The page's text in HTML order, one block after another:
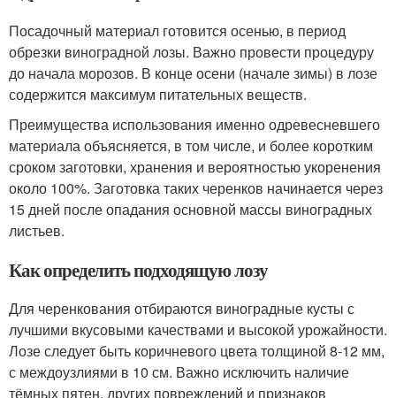
Посадочный материал готовится осенью, в период
обрезки виноградной лозы. Важно провести процедуру
до начала морозов. В конце осени (начале зимы) в лозе
содержится максимум питательных веществ.
Преимущества использования именно одревесневшего
материала объясняется, в том числе, и более коротким
сроком заготовки, хранения и вероятностью укоренения
около 100%. Заготовка таких черенков начинается через
15 дней после опадания основной массы виноградных
листьев.
Как определить подходящую лозу
Для черенкования отбираются виноградные кусты с
лучшими вкусовыми качествами и высокой урожайности.
Лозе следует быть коричневого цвета толщиной 8-12 мм,
с междоузлиями в 10 см. Важно исключить наличие
тёмных пятен, других повреждений и признаков